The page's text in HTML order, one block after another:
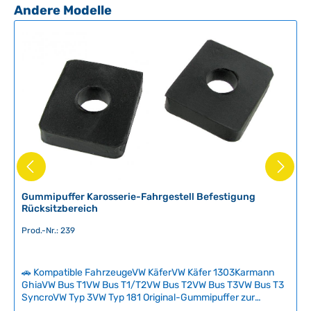
z
e
e
r
f
ü
g
b
Produktgalerie überspringen
Andere Modelle
Gummipuffer Karosserie-Fahrgestell Befestigung
Rücksitzbereich
Prod.-Nr.: 239
🚗 Kompatible FahrzeugeVW KäferVW Käfer 1303Karmann
GhiaVW Bus T1VW Bus T1/T2VW Bus T2VW Bus T3VW Bus T3
SyncroVW Typ 3VW Typ 181 Original-Gummipuffer zur